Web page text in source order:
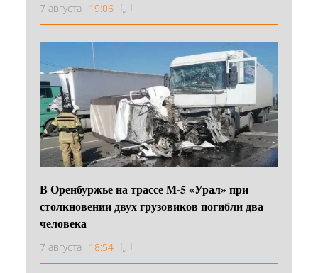
7 августа 19:06
В Оренбуржье на трассе М-5 «Урал» при
столкновении двух грузовиков погибли два
человека
7 августа 18:54